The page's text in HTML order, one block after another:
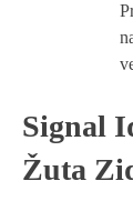
Signal
Žuta